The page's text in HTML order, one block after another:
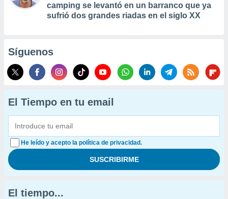
camping se levantó en un barranco que ya
sufrió dos grandes riadas en el siglo XX
Síguenos
El Tiempo en tu email
He leído y acepto la política de privacidad.
El tiempo...